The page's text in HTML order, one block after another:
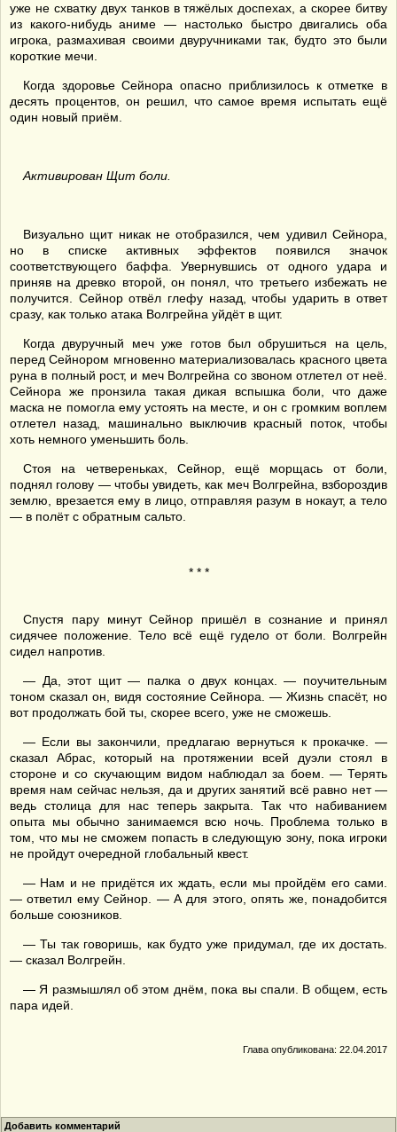
уже не схватку двух танков в тяжёлых доспехах, а скорее битву
из какого-нибудь аниме — настолько быстро двигались оба
игрока, размахивая своими двуручниками так, будто это были
короткие мечи.
Когда здоровье Сейнора опасно приблизилось к отметке в
десять процентов, он решил, что самое время испытать ещё
один новый приём.
Активирован Щит боли.
Визуально щит никак не отобразился, чем удивил Сейнора,
но в списке активных эффектов появился значок
соответствующего баффа. Увернувшись от одного удара и
приняв на древко второй, он понял, что третьего избежать не
получится. Сейнор отвёл глефу назад, чтобы ударить в ответ
сразу, как только атака Волгрейна уйдёт в щит.
Когда двуручный меч уже готов был обрушиться на цель,
перед Сейнором мгновенно материализовалась красного цвета
руна в полный рост, и меч Волгрейна со звоном отлетел от неё.
Сейнора же пронзила такая дикая вспышка боли, что даже
маска не помогла ему устоять на месте, и он с громким воплем
отлетел назад, машинально выключив красный поток, чтобы
хоть немного уменьшить боль.
Стоя на четвереньках, Сейнор, ещё морщась от боли,
поднял голову — чтобы увидеть, как меч Волгрейна, взбороздив
землю, врезается ему в лицо, отправляя разум в нокаут, а тело
— в полёт с обратным сальто.
* * *
Спустя пару минут Сейнор пришёл в сознание и принял
сидячее положение. Тело всё ещё гудело от боли. Волгрейн
сидел напротив.
— Да, этот щит — палка о двух концах. — поучительным
тоном сказал он, видя состояние Сейнора. — Жизнь спасёт, но
вот продолжать бой ты, скорее всего, уже не сможешь.
— Если вы закончили, предлагаю вернуться к прокачке. —
сказал Абрас, который на протяжении всей дуэли стоял в
стороне и со скучающим видом наблюдал за боем. — Терять
время нам сейчас нельзя, да и других занятий всё равно нет —
ведь столица для нас теперь закрыта. Так что набиванием
опыта мы обычно занимаемся всю ночь. Проблема только в
том, что мы не сможем попасть в следующую зону, пока игроки
не пройдут очередной глобальный квест.
— Нам и не придётся их ждать, если мы пройдём его сами.
— ответил ему Сейнор. — А для этого, опять же, понадобится
больше союзников.
— Ты так говоришь, как будто уже придумал, где их достать.
— сказал Волгрейн.
— Я размышлял об этом днём, пока вы спали. В общем, есть
пара идей.
Глава опубликована: 22.04.2017
Добавить комментарий